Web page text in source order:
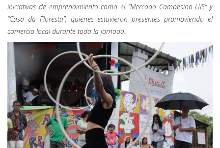
iniciativas de emprendimiento como el “Mercado Campesino UIS” y
“Casa da Floresta”, quienes estuvieron presentes promoviendo el
comercio local durante toda la jornada.